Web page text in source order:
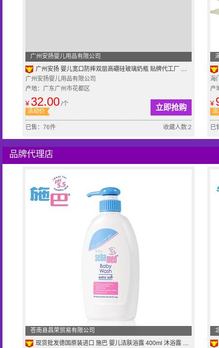
广州安扬婴儿用品有限公司
广州安扬 婴儿宽口防摔双层高硼硅玻璃奶瓶 贴牌代工厂 奶瓶厂家
广州安扬婴儿用品有限公司
产地：广东广州市花都区
¥ 32.00 /个
活动价
立即抢购
已售：76件 收藏人数:2
海
产
¥
已
品牌代理店
苍南县昌荣贸易有限公司
现货批发德国原装进口 施巴 婴儿洁肤浴露 400ml 沐浴露 最新日期